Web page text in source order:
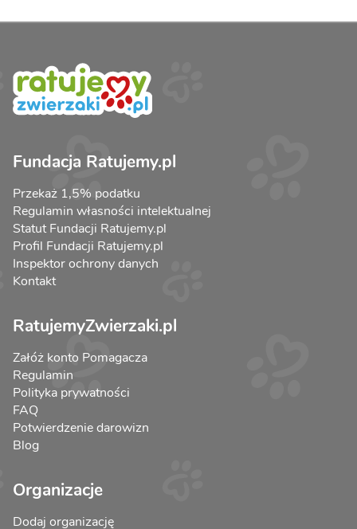
Fundacja Ratujemy.pl
Przekaż 1,5% podatku
Regulamin własności intelektualnej
Statut Fundacji Ratujemy.pl
Profil Fundacji Ratujemy.pl
Inspektor ochrony danych
Kontakt
RatujemyZwierzaki.pl
Załóż konto Pomagacza
Regulamin
Polityka prywatności
FAQ
Potwierdzenie darowizn
Blog
Organizacje
Dodaj organizację